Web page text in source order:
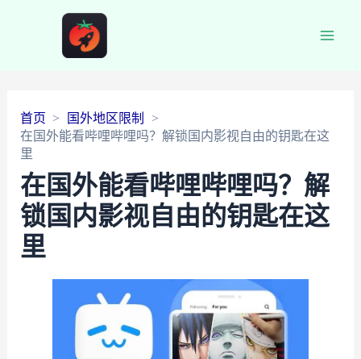
首页
国外地区限制
在国外能看哔哩哔哩吗？解锁国内影视自由的钥匙在这
里
在国外能看哔哩哔哩吗？解
锁国内影视自由的钥匙在这
里